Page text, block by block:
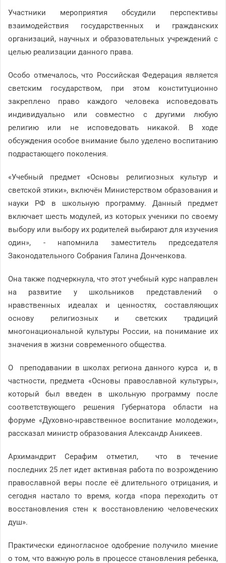
Участники мероприятия обсудили перспективы
взаимодействия государственных и гражданских
организаций, научных и образовательных учреждений с
целью реализации данного права.
Особо отмечалось, что Российская Федерация является
светским государством, при этом конституционно
закреплено право каждого человека исповедовать
индивидуально или совместно с другими любую
религию или не исповедовать никакой. В ходе
обсуждения особое внимание было уделено воспитанию
подрастающего поколения.
«Учебный предмет «Основы религиозных культур и
светской этики», включён Министерством образования и
науки РФ в школьную программу. Данный предмет
включает шесть модулей, из которых ученики по своему
выбору или выбору их родителей выбирают для изучения
один», - напомнила заместитель председателя
Законодательного Собрания Галина Донченкова.
Она также подчеркнула, что этот учебный курс направлен
на развитие у школьников представлений о
нравственных идеалах и ценностях, составляющих
основу религиозных и светских традиций
многонациональной культуры России, на понимание их
значения в жизни современного общества.
О преподавании в школах региона данного курса и, в
частности, предмета «Основы православной культуры»,
который был введен в школьную программу после
соответствующего решения Губернатора области на
форуме «Духовно-нравственное воспитание молодежи»,
рассказал министр образования Александр Аникеев.
Архимандрит Серафим отметил, что в течение
последних 25 лет идет активная работа по возрождению
православной веры после её длительного отрицания, и
сегодня настало то время, когда «пора переходить от
восстановления стен к восстановлению человеческих
душ».
Практически единогласное одобрение получило мнение
о том, что важную роль в процессе становления ребенка,